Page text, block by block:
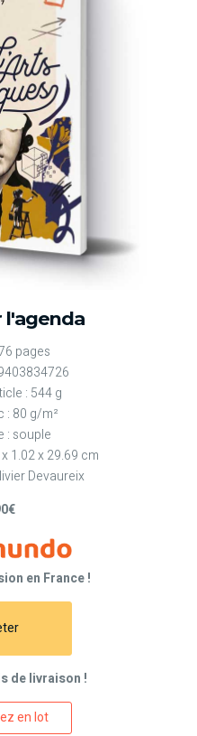
l'agenda
pages
: 544 g
: 80 g/m²
: souple
1.02 x 29.69 cm
Devaureix
en France !
de livraison !
en lot